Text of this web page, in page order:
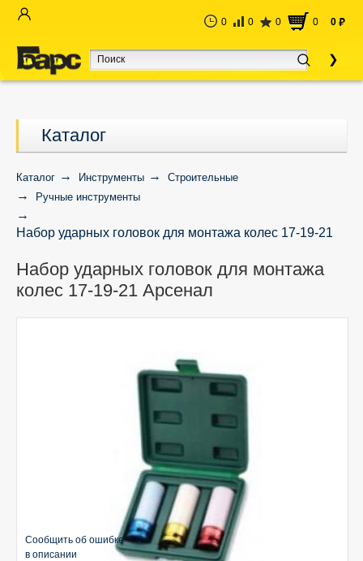
0 0 0 0 0 руб
Каталог
Каталог Инструменты
Строительные
Ручные инструменты
Набор ударных головок для монтажа колес 17-19-21
Набор ударных головок для монтажа
колес 17-19-21 Арсенал
Сообщить об ошибке
в описании